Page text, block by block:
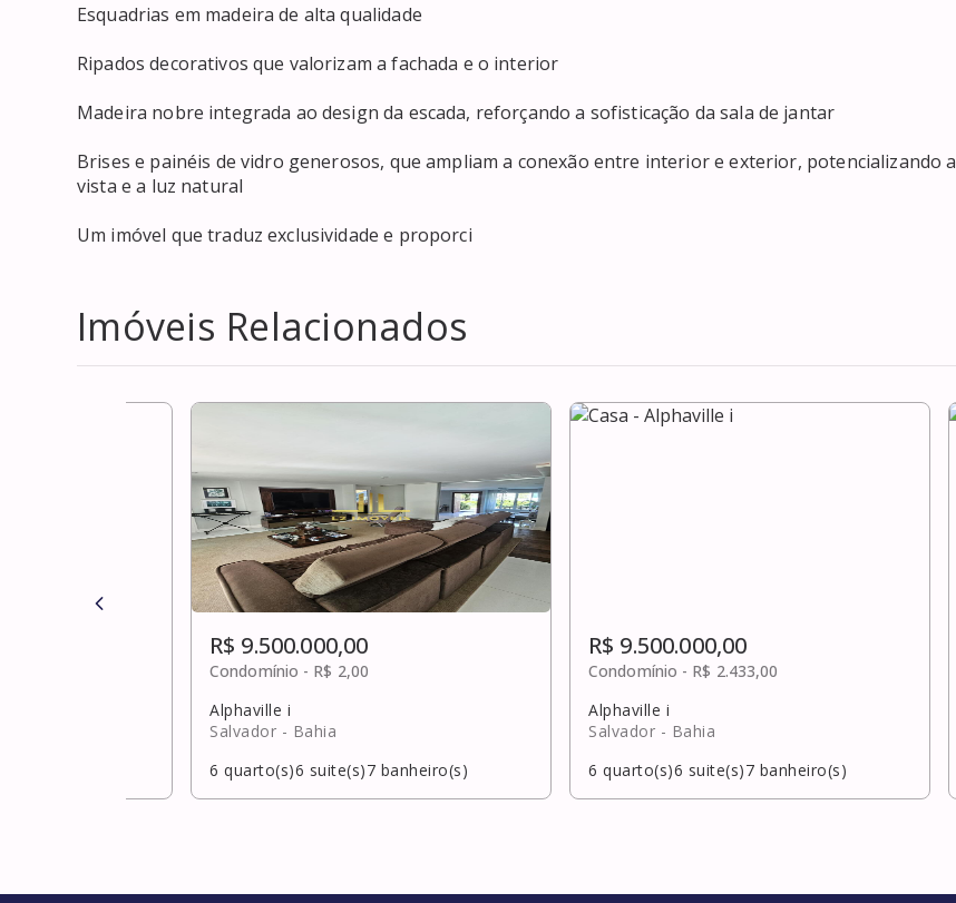
Esquadrias em madeira de alta qualidade
Ripados decorativos que valorizam a fachada e o interior
Madeira nobre integrada ao design da escada, reforçando a sofisticação da sala de jantar
Brises e painéis de vidro generosos, que ampliam a conexão entre interior e exterior, potencializando a
vista e a luz natural
Um imóvel que traduz exclusividade e proporci
Imóveis Relacionados
R$ 9.500.000,00
Condomínio - R$ 2,00
Alphaville i
Salvador - Bahia
6 quarto(s)6 suite(s)7 banheiro(s)
R$ 9.500.000,00
Condomínio - R$ 2.433,00
Alphaville i
Salvador - Bahia
6 quarto(s)6 suite(s)7 banheiro(s)